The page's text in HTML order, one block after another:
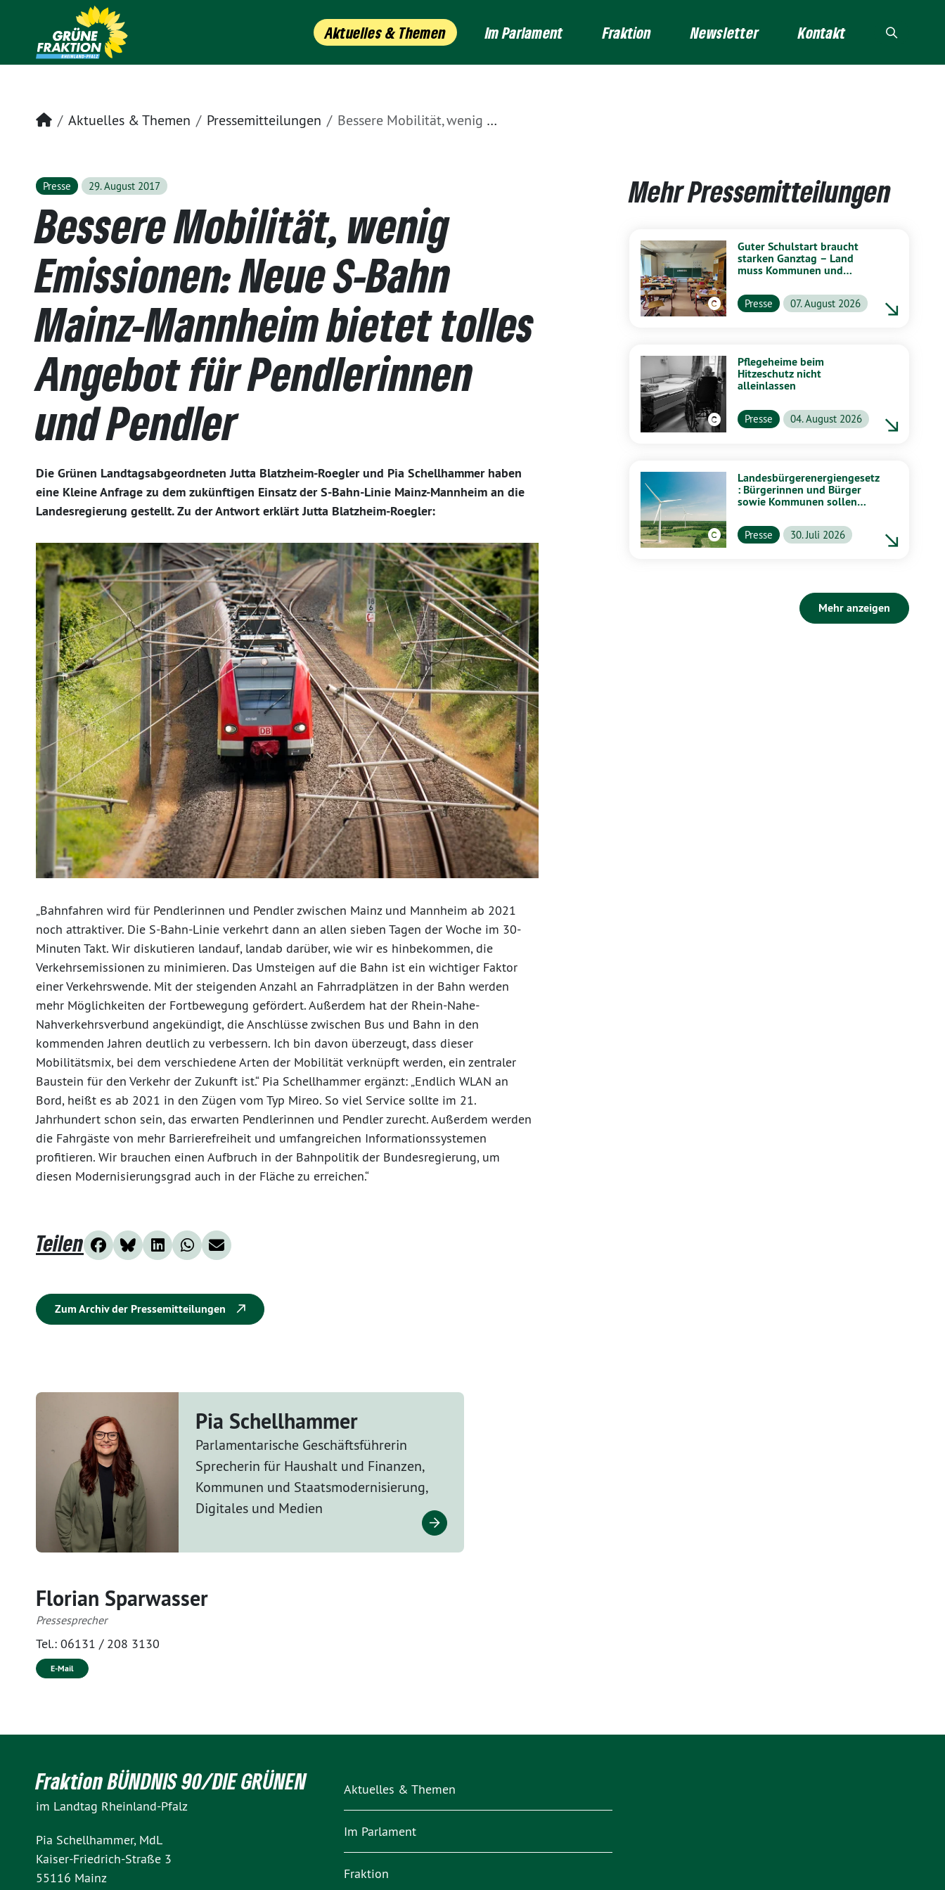
Aktuelles & Themen Im Parlament Fraktion Newsletter Kontakt
Startseite
Aktuelles & Themen Pressemitteilungen Bessere Mobilität, wenig Emissionen: Neue S-Bahn Mainz-Mannheim bietet tolles Angebot für Pendlerinnen und Pendler
Presse 29. August 2017
Bessere Mobilität, wenig
Emissionen: Neue S-Bahn
Mainz-Mannheim bietet tolles
Angebot für Pendlerinnen
und Pendler
Die Grünen Landtagsabgeordneten Jutta Blatzheim-Roegler und Pia Schellhammer haben
eine Kleine Anfrage zu dem zukünftigen Einsatz der S-Bahn-Linie Mainz-Mannheim an die
Landesregierung gestellt. Zu der Antwort erklärt Jutta Blatzheim-Roegler:
„Bahnfahren wird für Pendlerinnen und Pendler zwischen Mainz und Mannheim ab 2021
noch attraktiver. Die S-Bahn-Linie verkehrt dann an allen sieben Tagen der Woche im 30-
Minuten Takt. Wir diskutieren landauf, landab darüber, wie wir es hinbekommen, die
Verkehrsemissionen zu minimieren. Das Umsteigen auf die Bahn ist ein wichtiger Faktor
einer Verkehrswende. Mit der steigenden Anzahl an Fahrradplätzen in der Bahn werden
mehr Möglichkeiten der Fortbewegung gefördert. Außerdem hat der Rhein-Nahe-
Nahverkehrsverbund angekündigt, die Anschlüsse zwischen Bus und Bahn in den
kommenden Jahren deutlich zu verbessern. Ich bin davon überzeugt, dass dieser
Mobilitätsmix, bei dem verschiedene Arten der Mobilität verknüpft werden, ein zentraler
Baustein für den Verkehr der Zukunft ist.“ Pia Schellhammer ergänzt: „Endlich WLAN an
Bord, heißt es ab 2021 in den Zügen vom Typ Mireo. So viel Service sollte im 21.
Jahrhundert schon sein, das erwarten Pendlerinnen und Pendler zurecht. Außerdem werden
die Fahrgäste von mehr Barrierefreiheit und umfangreichen Informationssystemen
profitieren. Wir brauchen einen Aufbruch in der Bahnpolitik der Bundesregierung, um
diesen Modernisierungsgrad auch in der Fläche zu erreichen.“
Teilen
Zum Archiv der Pressemitteilungen
Mehr Pressemitteilungen
Guter Schulstart braucht
starken Ganztag – Land
muss Kommunen und
Presse 07. August 2026
Pflegeheime beim
Hitzeschutz nicht
alleinlassen
Presse 04. August 2026
Landesbürgerenergiengesetz
: Bürgerinnen und Bürger
sowie Kommunen sollen
profitieren
Presse 30. Juli 2026
Mehr anzeigen
Pia Schellhammer
Parlamentarische Geschäftsführerin
Sprecherin für Haushalt und Finanzen,
Kommunen und Staatsmodernisierung,
Digitales und Medien
Florian Sparwasser
Pressesprecher
Tel.: 06131 / 208 3130
E-Mail
Fraktion BÜNDNIS 90/DIE GRÜNEN
im Landtag Rheinland-Pfalz
Pia Schellhammer, MdL
Kaiser-Friedrich-Straße 3
55116 Mainz
Aktuelles & Themen
Im Parlament
Fraktion